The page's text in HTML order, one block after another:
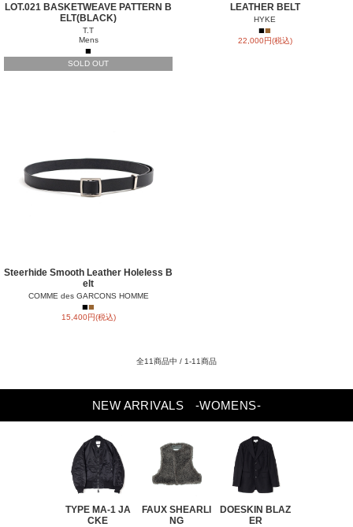
LOT.021 BASKETWEAVE PATTERN B
ELT(BLACK)
T.T
Mens
■
SOLD OUT
LEATHER BELT
HYKE
■■
22,000円(税込)
Steerhide Smooth Leather Holeless B
elt
COMME des GARCONS HOMME
■■
15,400円(税込)
全11商品中 / 1-11商品
NEW ARRIVALS -WOMENS-
TYPE MA-1 JA
CKE
FAUX SHEARLI
NG
DOESKIN BLAZ
ER